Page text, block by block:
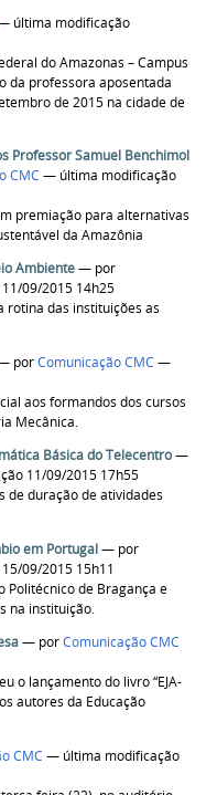
última modificação
do Amazonas – Campus
da professora aposentada
de 2015 na cidade de
Professor Samuel Benchimol
CMC — última modificação
premiação para alternativas
da Amazônia
Ambiente— por
09/2015 14h25
rotina das instituições as
porComunicação CMC —
aos formandos dos cursos
Mecânica.
Básica do Telecentro—
11/09/2015 17h55
de duração de atividades
em Portugal— por
09/2015 15h11
Politécnico de Bragança e
na instituição.
— porComunicação CMC
o lançamento do livro “EJA-
autores da Educação
CMC — última modificação